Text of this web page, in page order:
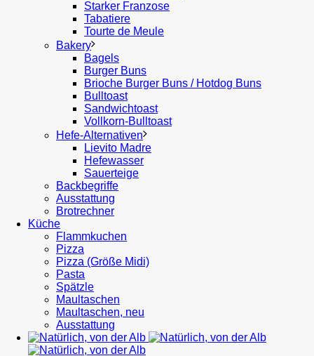
Starker Franzose
Tabatiere
Tourte de Meule
Bakery
Bagels
Burger Buns
Brioche Burger Buns / Hotdog Buns
Bulltoast
Sandwichtoast
Vollkorn-Bulltoast
Hefe-Alternativen
Lievito Madre
Hefewasser
Sauerteige
Backbegriffe
Ausstattung
Brotrechner
Küche
Flammkuchen
Pizza
Pizza (Größe Midi)
Pasta
Spätzle
Maultaschen
Maultaschen, neu
Ausstattung